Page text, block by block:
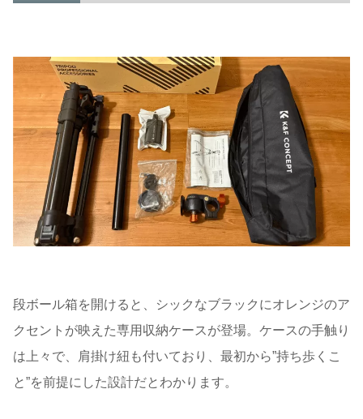
段ボール箱を開けると、シックなブラックにオレンジのア
クセントが映えた専用収納ケースが登場。ケースの手触り
は上々で、肩掛け紐も付いており、最初から”持ち歩くこ
と”を前提にした設計だとわかります。